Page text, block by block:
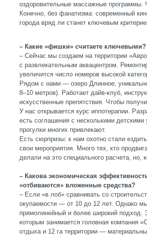
оздоровительные массажные
Конечно, без фанатизма: современный
города вряд ли станет ключевым
– Какие «фишки» считаете ключевыми?
– Сейчас мы создаем на территории
с развлекательным аквацентром.
увеличится число номеров высокой
Рядом с нами — озеро Длинное,
8–10 метров). Работает дайв-клуб,
искусственные препятствия. Чтобы
У нас открывается курс иппотерапии.
есть соглашения с несколькими
прогулки многих привлекают.
Есть сюрпризы: к нам охотно стали
свои мероприятия. Много тех, кто
делали на это специального расчета, но,
– Какова экономическая
«отбиваются» вложенные средства?
– Если «в лоб» сравнивать со
окупаемости — от 10 до 12 лет. Однако
прямолинейный и более широкий подход.
которым занимается головная компания
отдыха и 12 га территории —